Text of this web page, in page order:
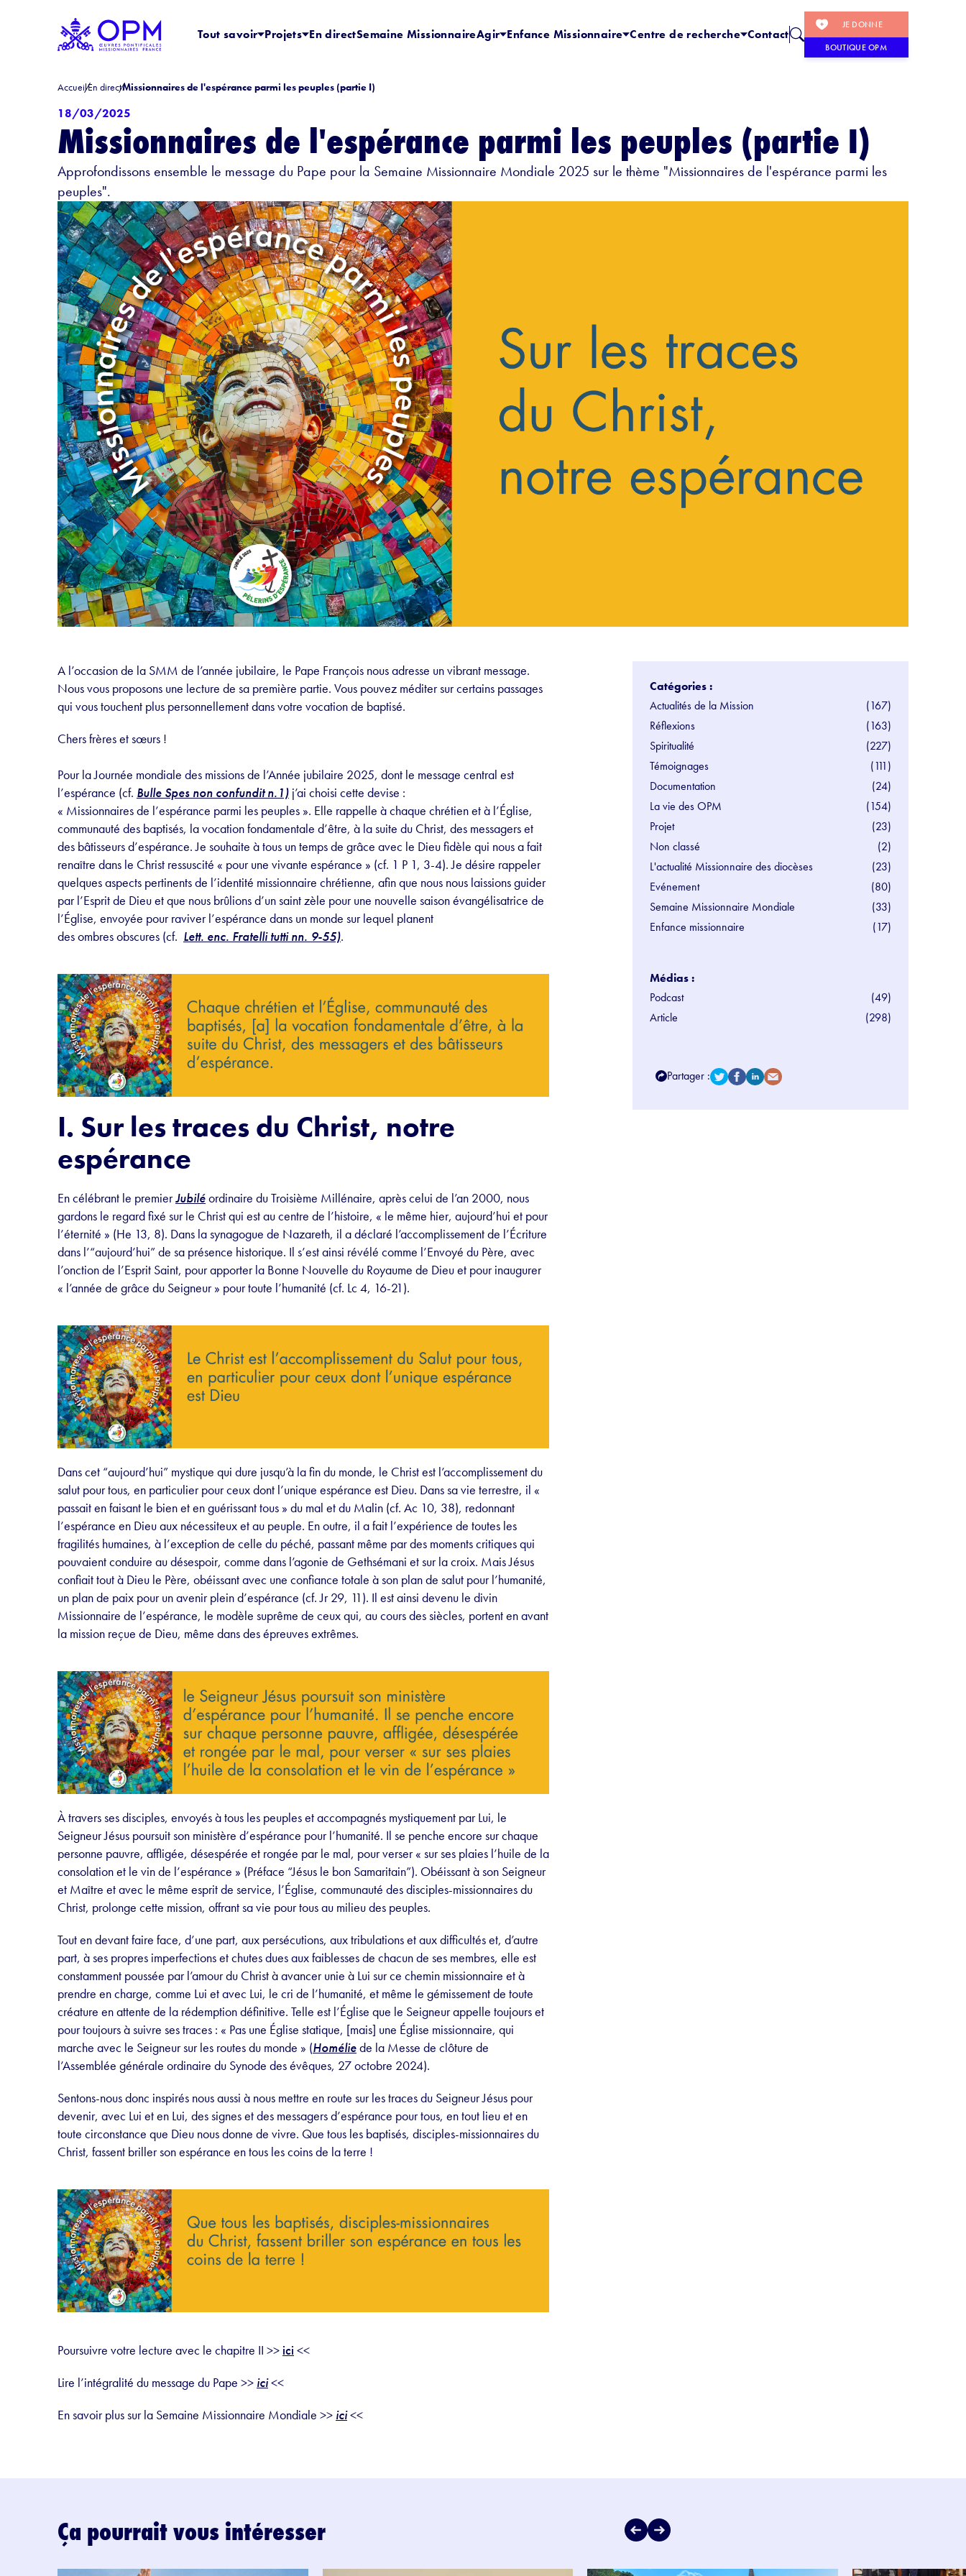
Tout savoir Projets En directSemaine MissionnaireAgir Enfance Missionnaire Centre de recherche Contact
JE DONNE
BOUTIQUE OPM
AccueilEn directMissionnaires de l'espérance parmi les peuples (partie I)
18/03/2025
Missionnaires de l'espérance parmi les peuples (partie I)
Approfondissons ensemble le message du Pape pour la Semaine Missionnaire Mondiale 2025 sur le thème "Missionnaires de l'espérance parmi les
peuples".
A l’occasion de la SMM de l’année jubilaire, le Pape François nous adresse un vibrant message.
Nous vous proposons une lecture de sa première partie. Vous pouvez méditer sur certains passages
qui vous touchent plus personnellement dans votre vocation de baptisé.
Chers frères et sœurs !
Pour la Journée mondiale des missions de l’Année jubilaire 2025, dont le message central est
l’espérance (cf. Bulle Spes non confundit n.1) j’ai choisi cette devise :
« Missionnaires de l’espérance parmi les peuples ». Elle rappelle à chaque chrétien et à l’Église,
communauté des baptisés, la vocation fondamentale d’être, à la suite du Christ, des messagers et
des bâtisseurs d’espérance. Je souhaite à tous un temps de grâce avec le Dieu fidèle qui nous a fait
renaître dans le Christ ressuscité « pour une vivante espérance » (cf. 1 P 1, 3-4). Je désire rappeler
quelques aspects pertinents de l’identité missionnaire chrétienne, afin que nous nous laissions guider
par l’Esprit de Dieu et que nous brûlions d’un saint zèle pour une nouvelle saison évangélisatrice de
l’Église, envoyée pour raviver l’espérance dans un monde sur lequel planent
des ombres obscures (cf. Lett. enc. Fratelli tutti nn. 9-55).
I. Sur les traces du Christ, notre
espérance
En célébrant le premierJubiléordinaire du Troisième Millénaire, après celui de l’an 2000, nous
gardons le regard fixé sur le Christ qui est au centre de l’histoire, « le même hier, aujourd’hui et pour
l’éternité » (He 13, 8). Dans la synagogue de Nazareth, il a déclaré l’accomplissement de l’Écriture
dans l’“aujourd’hui” de sa présence historique. Il s’est ainsi révélé comme l’Envoyé du Père, avec
l’onction de l’Esprit Saint, pour apporter la Bonne Nouvelle du Royaume de Dieu et pour inaugurer
« l’année de grâce du Seigneur » pour toute l’humanité (cf. Lc 4, 16-21).
Dans cet “aujourd’hui” mystique qui dure jusqu’à la fin du monde, le Christ est l’accomplissement du
salut pour tous, en particulier pour ceux dont l’unique espérance est Dieu. Dans sa vie terrestre, il «
passait en faisant le bien et en guérissant tous » du mal et du Malin (cf. Ac 10, 38), redonnant
l’espérance en Dieu aux nécessiteux et au peuple. En outre, il a fait l’expérience de toutes les
fragilités humaines, à l’exception de celle du péché, passant même par des moments critiques qui
pouvaient conduire au désespoir, comme dans l’agonie de Gethsémani et sur la croix. Mais Jésus
confiait tout à Dieu le Père, obéissant avec une confiance totale à son plan de salut pour l’humanité,
un plan de paix pour un avenir plein d’espérance (cf. Jr 29, 11). Il est ainsi devenu le divin
Missionnaire de l’espérance, le modèle suprême de ceux qui, au cours des siècles, portent en avant
la mission reçue de Dieu, même dans des épreuves extrêmes.
À travers ses disciples, envoyés à tous les peuples et accompagnés mystiquement par Lui, le
Seigneur Jésus poursuit son ministère d’espérance pour l’humanité. Il se penche encore sur chaque
personne pauvre, affligée, désespérée et rongée par le mal, pour verser « sur ses plaies l’huile de la
consolation et le vin de l’espérance » (Préface “Jésus le bon Samaritain”). Obéissant à son Seigneur
et Maître et avec le même esprit de service, l’Église, communauté des disciples-missionnaires du
Christ, prolonge cette mission, offrant sa vie pour tous au milieu des peuples.
Tout en devant faire face, d’une part, aux persécutions, aux tribulations et aux difficultés et, d’autre
part, à ses propres imperfections et chutes dues aux faiblesses de chacun de ses membres, elle est
constamment poussée par l’amour du Christ à avancer unie à Lui sur ce chemin missionnaire et à
prendre en charge, comme Lui et avec Lui, le cri de l’humanité, et même le gémissement de toute
créature en attente de la rédemption définitive. Telle est l’Église que le Seigneur appelle toujours et
pour toujours à suivre ses traces : « Pas une Église statique, [mais] une Église missionnaire, qui
marche avec le Seigneur sur les routes du monde » (Homéliede la Messe de clôture de
l’Assemblée générale ordinaire du Synode des évêques, 27 octobre 2024).
Sentons-nous donc inspirés nous aussi à nous mettre en route sur les traces du Seigneur Jésus pour
devenir, avec Lui et en Lui, des signes et des messagers d’espérance pour tous, en tout lieu et en
toute circonstance que Dieu nous donne de vivre. Que tous les baptisés, disciples-missionnaires du
Christ, fassent briller son espérance en tous les coins de la terre !
Poursuivre votre lecture avec le chapitre II >> ici <<
Lire l’intégralité du message du Pape >> ici<<
En savoir plus sur la Semaine Missionnaire Mondiale >> ici<<
Catégories :
Actualités de la Mission
(167)
Réflexions
(163)
Spiritualité
(227)
Témoignages
(111)
Documentation
(24)
La vie des OPM
(154)
Projet
(23)
Non classé
(2)
L'actualité Missionnaire des diocèses
(23)
Evénement
(80)
Semaine Missionnaire Mondiale
(33)
Enfance missionnaire
(17)
Médias :
Podcast
(49)
Article
(298)
Partager :
Ça pourrait vous intéresser